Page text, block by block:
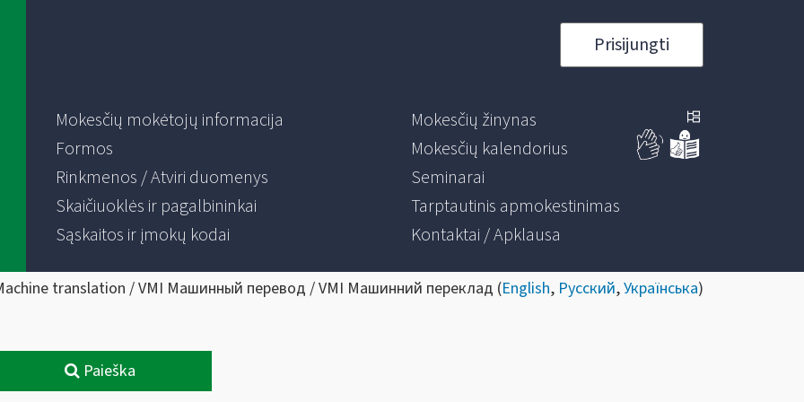
Prisijungti
Mokesčių mokėtojų informacija
Formos
Rinkmenos / Atviri duomenys
Skaičiuoklės ir pagalbininkai
Sąskaitos ir įmokų kodai
Mokesčių žinynas
Mokesčių kalendorius
Seminarai
Tarptautinis apmokestinimas
Kontaktai / Apklausa
translation / VMI Машинный перевод / VMI Машинний переклад (English, Русский,Українська)
Paieška